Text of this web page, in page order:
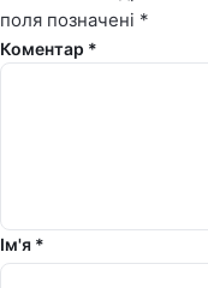
поля позначені *
Коментар *
Ім'я *